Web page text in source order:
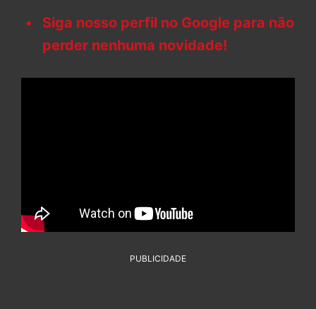
Siga nosso perfil no Google para não
perder nenhuma novidade!
PUBLICIDADE